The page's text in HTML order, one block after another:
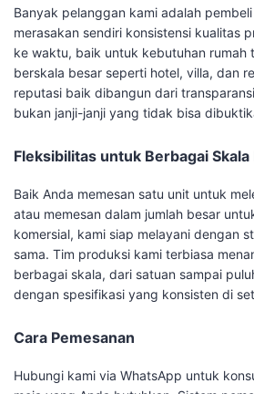
Banyak pelanggan kami adalah
merasakan sendiri konsistensi kualitas
ke waktu, baik untuk kebutuhan rumah
berskala besar seperti hotel, villa, dan
reputasi baik dibangun dari
bukan janji-janji yang tidak bisa
Fleksibilitas untuk Berbagai
Baik Anda memesan satu unit untuk
atau memesan dalam jumlah besar
komersial, kami siap melayani dengan
sama. Tim produksi kami terbiasa
berbagai skala, dari satuan sampai
dengan spesifikasi yang konsisten di
Cara Pemesanan
Hubungi kami via WhatsApp untuk